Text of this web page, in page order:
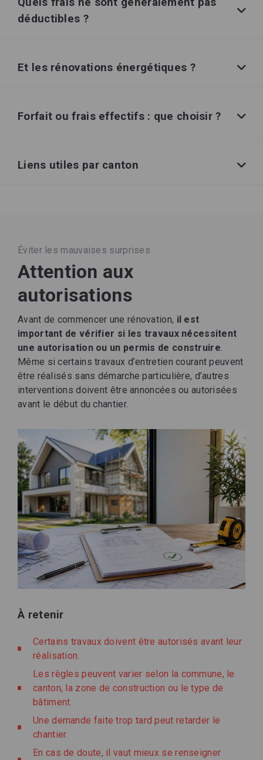
déductibles ?
Et les rénovations énergétiques ?
Forfait ou frais effectifs : que choisir ?
Liens utiles par canton
Éviter les mauvaises surprises
Attention aux
autorisations
Avant de commencer une rénovation, il est
important de vérifier si les travaux nécessitent
une autorisation ou un permis de construire.
Même si certains travaux d’entretien courant peuvent
être réalisés sans démarche particulière, d’autres
interventions doivent être annoncées ou autorisées
avant le début du chantier.
À retenir
Certains travaux doivent être autorisés avant leur
réalisation.
Les règles peuvent varier selon la commune, le
canton, la zone de construction ou le type de
bâtiment.
Une demande faite trop tard peut retarder le
chantier.
En cas de doute, il vaut mieux se renseigner